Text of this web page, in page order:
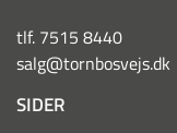
tlf. 7515 8440
salg@tornbosvejs.dk
SIDER